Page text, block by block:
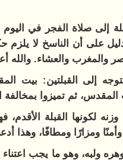
إلى صلاة الفجر في
على أن الناسخ لا يلزم
والمغرب والعشاء. والله
إلى القبلتين: بيت
ثم تميزوا بمخالفة
لكونها القبلة
ومزارًا ومطافًا، وهذا
ولبه، وهو ما يجب اعتناء